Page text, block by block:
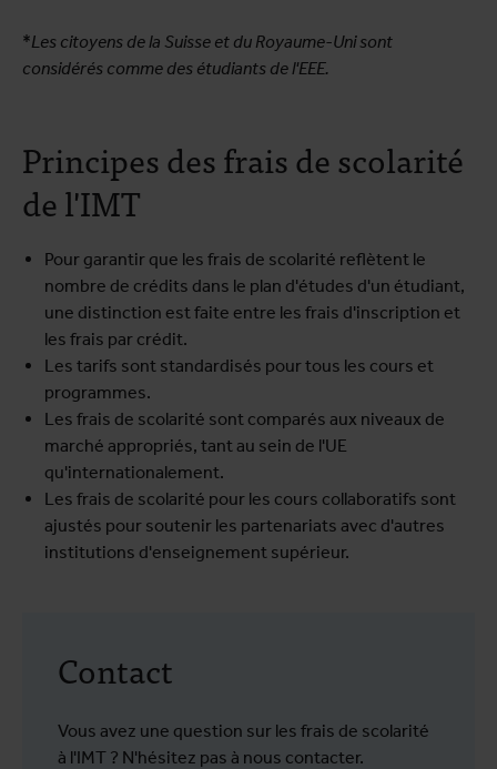
*Les citoyens de la Suisse et du Royaume-Uni sont
considérés comme des étudiants de l'EEE.
Principes des frais de scolarité
de l'IMT
Pour garantir que les frais de scolarité reflètent le
nombre de crédits dans le plan d'études d'un étudiant,
une distinction est faite entre les frais d'inscription et
les frais par crédit.
Les tarifs sont standardisés pour tous les cours et
programmes.
Les frais de scolarité sont comparés aux niveaux de
marché appropriés, tant au sein de l'UE
qu'internationalement.
Les frais de scolarité pour les cours collaboratifs sont
ajustés pour soutenir les partenariats avec d'autres
institutions d'enseignement supérieur.
Contact
Vous avez une question sur les frais de scolarité
à l'IMT ? N'hésitez pas à nous contacter.